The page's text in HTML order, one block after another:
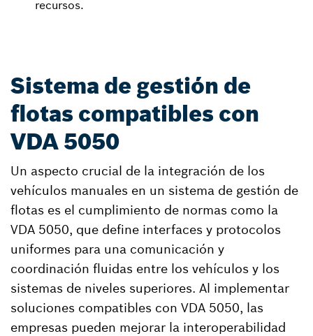
recursos.
Sistema de gestión de
flotas compatibles con
VDA 5050
Un aspecto crucial de la integración de los
vehículos manuales en un sistema de gestión de
flotas es el cumplimiento de normas como la
VDA 5050, que define interfaces y protocolos
uniformes para una comunicación y
coordinación fluidas entre los vehículos y los
sistemas de niveles superiores. Al implementar
soluciones compatibles con VDA 5050, las
empresas pueden mejorar la interoperabilidad